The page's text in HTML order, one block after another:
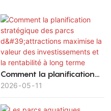
Comment la planification
stratégique des parcs
2026 05 11